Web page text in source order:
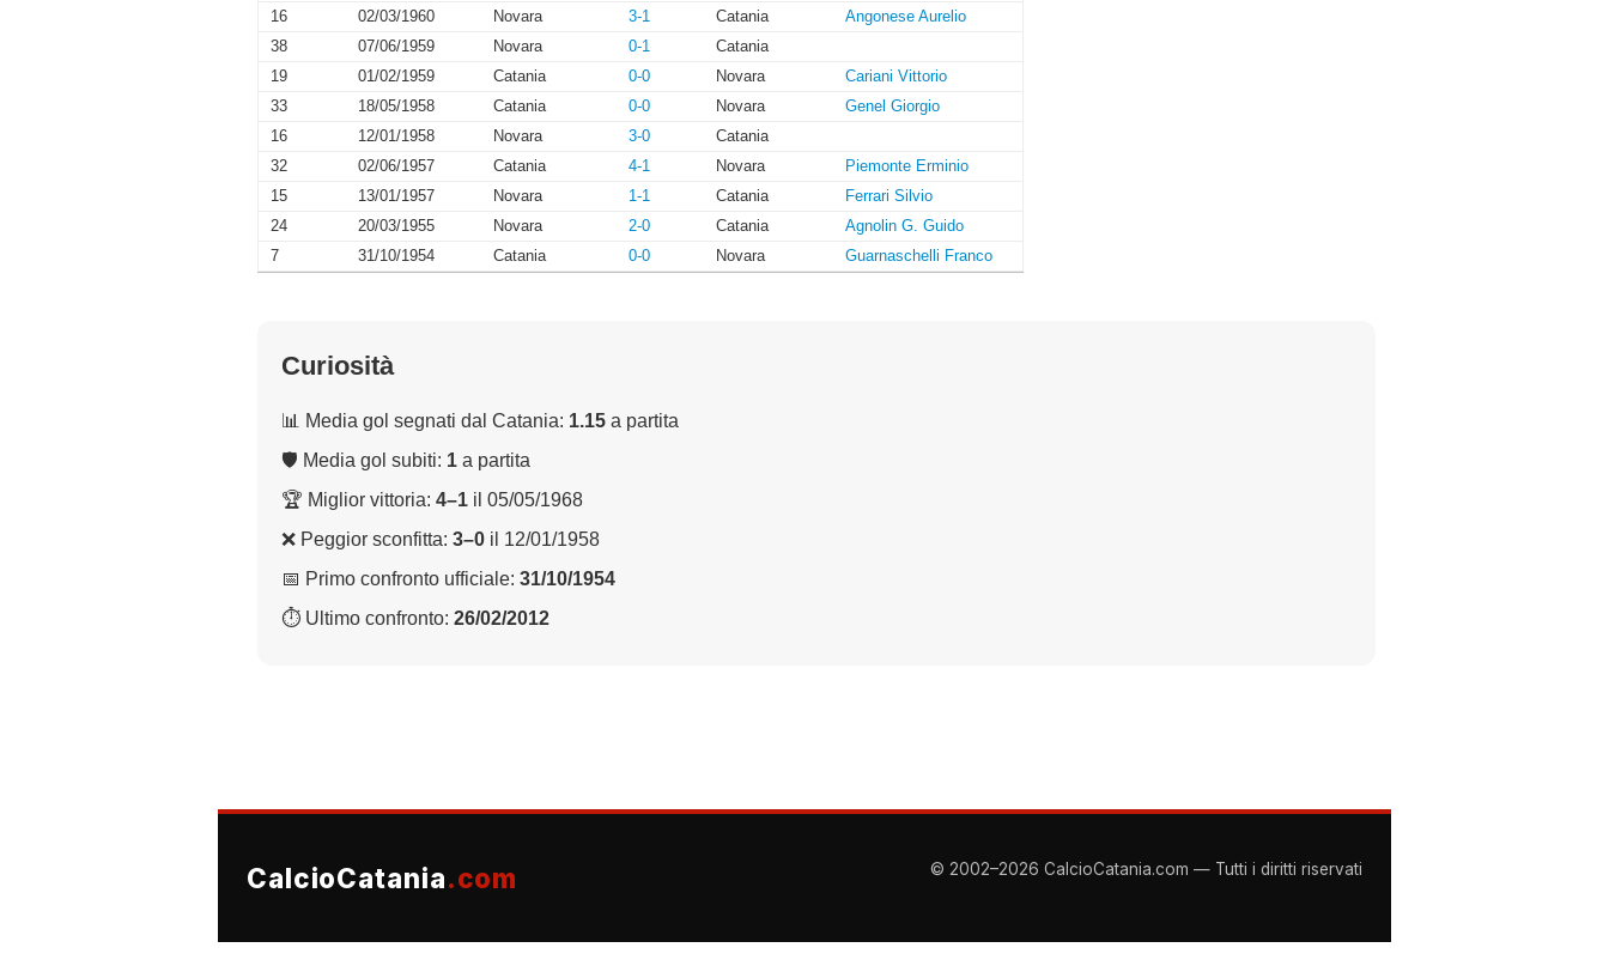
16
02/03/1960 Novara 3-1 Catania
Angonese Aurelio
38
07/06/1959 Novara 0-1
Catania
19
01/02/1959 Catania 0-0 Novara
Cariani Vittorio
33
18/05/1958 Catania 0-0 Novara
Genel Giorgio
16
12/01/1958 Novara 3-0
Catania
32
02/06/1957 Catania 4-1 Novara
Piemonte Erminio
15
13/01/1957 Novara 1-1 Catania
Ferrari Silvio
24
20/03/1955 Novara 2-0 Catania
Agnolin G. Guido
7
31/10/1954 Catania 0-0 Novara Guarnaschelli Franco
Curiosità
📊 Media gol segnati dal Catania: 1.15 a partita
🛡 Media gol subiti: 1 a partita
🏆 Miglior vittoria: 4–1 il 05/05/1968
❌ Peggior sconfitta: 3–0 il 12/01/1958
📅 Primo confronto ufficiale: 31/10/1954
⏱ Ultimo confronto: 26/02/2012
CalcioCatania.com © 2002–2026 CalcioCatania.com — Tutti i diritti riservati